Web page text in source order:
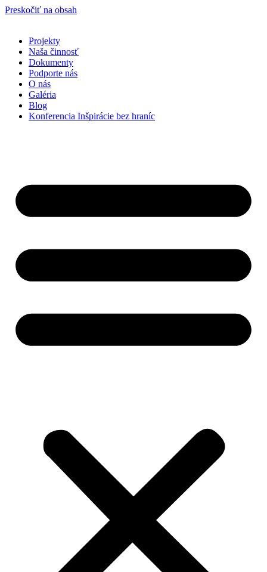
Preskočiť na obsah
Projekty
Naša činnosť
Dokumenty
Podporte nás
O nás
Galéria
Blog
Konferencia Inšpirácie bez hraníc